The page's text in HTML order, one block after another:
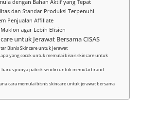
dengan Bahan Aktif yang Tepat
dan Standar Produksi Terpenuhi
Penjualan Affiliate
Maklon agar Lebih Efisien
untuk Jerawat Bersama CISAS
Bisnis Skincare untuk Jerawat
apa yang cocok untuk memulai bisnis skincare untuk
harus punya pabrik sendiri untuk memulai brand
cara memulai bisnis skincare untuk jerawat bersama